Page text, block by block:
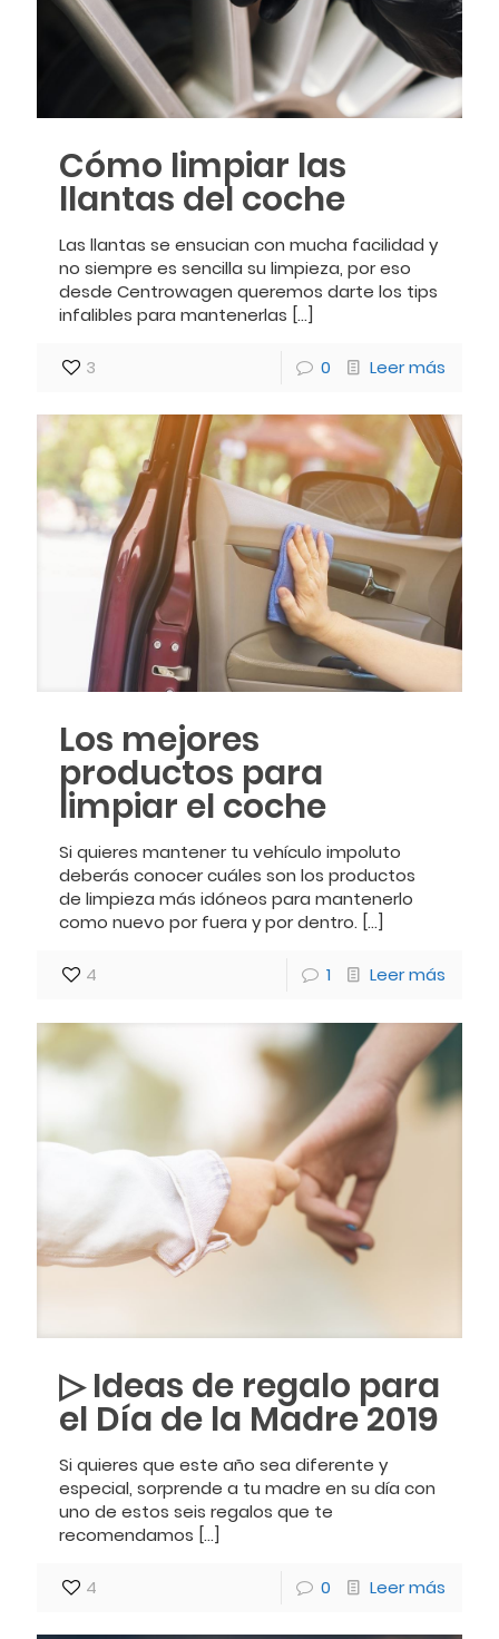
Cómo limpiar las
llantas del coche
Las llantas se ensucian con mucha facilidad y
no siempre es sencilla su limpieza, por eso
desde Centrowagen queremos darte los tips
infalibles para mantenerlas […]
3 0 Leer más
Los mejores
productos para
limpiar el coche
Si quieres mantener tu vehículo impoluto
deberás conocer cuáles son los productos
de limpieza más idóneos para mantenerlo
como nuevo por fuera y por dentro. […]
4 1 Leer más
▷ Ideas de regalo para
el Día de la Madre 2019
Si quieres que este año sea diferente y
especial, sorprende a tu madre en su día con
uno de estos seis regalos que te
recomendamos […]
4 0 Leer más